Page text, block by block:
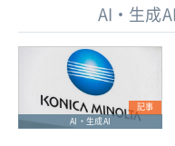
AI・生成
記事
AI・生成AI